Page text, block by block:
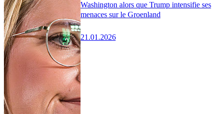
Washington alors que Trump intensifie ses
menaces sur le Groenland
21.01.2026